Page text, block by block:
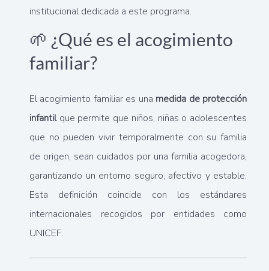
institucional dedicada a este programa.
🌱 ¿Qué es el acogimiento
familiar?
El acogimiento familiar es una medida de protección
infantilque permite que niños, niñas o adolescentes
que no pueden vivir temporalmente con su familia
de origen, sean cuidados por una familia acogedora,
garantizando un entorno seguro, afectivo y estable.
Esta definición coincide con los estándares
internacionales recogidos por entidades como
UNICEF.